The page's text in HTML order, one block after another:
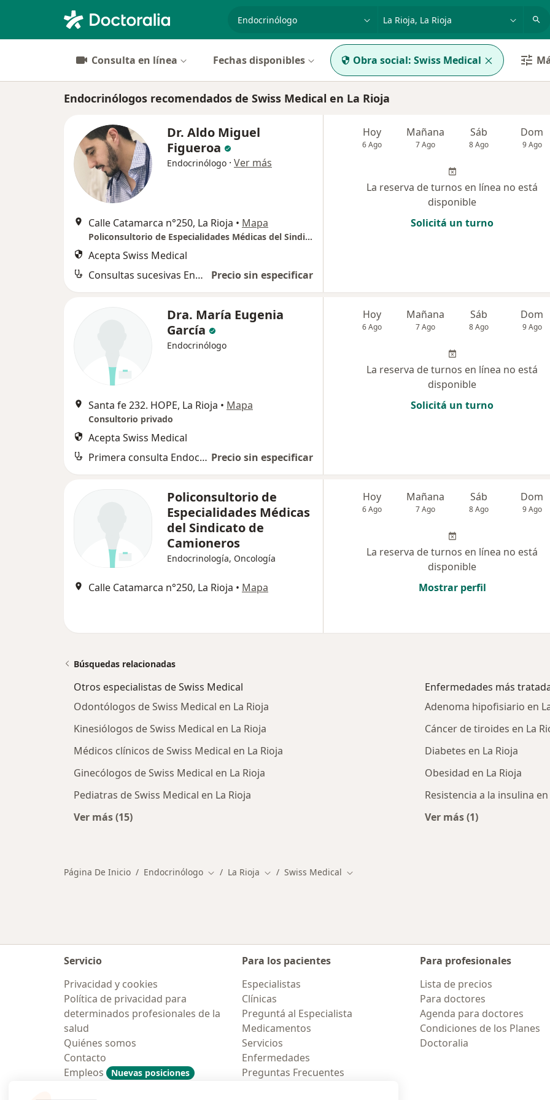
especialidad, enfermedad o nombre
Consulta en línea Fechas disponibles Obra social: Swiss Medical
Endocrinólogos recomendados de Swiss Medical en La Rioja
Dr. Aldo Miguel
Figueroa
Endocrinólogo · Ver más
Calle Catamarca n°250, La Rioja • Mapa
Policonsultorio de Especialidades Médicas del Sindicato de Camioneros
Acepta Swiss Medical
Consultas sucesivas Endocrinología
Precio sin especificar
Hoy
6 Ago
Mañana
7 Ago
Sáb
8 Ago
Dom
9 Ago
La reserva de turnos en línea no está
disponible
Solicitá un turno
Dra. María Eugenia
García
Endocrinólogo
Santa fe 232. HOPE, La Rioja • Mapa
Consultorio privado
Acepta Swiss Medical
Primera consulta Endocrinología Precio sin especificar
Hoy
6 Ago
Mañana
7 Ago
Sáb
8 Ago
Dom
9 Ago
La reserva de turnos en línea no está
disponible
Solicitá un turno
Policonsultorio de
Especialidades Médicas
del Sindicato de
Camioneros
Endocrinología, Oncología
Calle Catamarca n°250, La Rioja • Mapa
Hoy
6 Ago
Mañana
7 Ago
Sáb
8 Ago
Dom
9 Ago
La reserva de turnos en línea no está
disponible
Mostrar perfil
Búsquedas relacionadas
Otros especialistas de Swiss Medical
Odontólogos de Swiss Medical en La Rioja
Kinesiólogos de Swiss Medical en La Rioja
Médicos clínicos de Swiss Medical en La Rioja
Ginecólogos de Swiss Medical en La Rioja
Pediatras de Swiss Medical en La Rioja
Ver más (15)
Enfermedades más
Adenoma hipofisiario en
Cáncer de tiroides en La
Diabetes en La Rioja
Obesidad en La Rioja
Resistencia a la insulina en
Ver más (1)
Página De Inicio Endocrinólogo Cambiar de ciudad
La Rioja Cambiar de ciudad
Swiss Medical Cambiar de ciudad
Servicio
Privacidad y cookies
Política de privacidad para
determinados profesionales de la
salud
Quiénes somos
Contacto
Empleos
Nuevas posiciones
Para los pacientes
Especialistas
Clínicas
Preguntá al Especialista
Medicamentos
Servicios
Enfermedades
Preguntas Frecuentes
Para profesionales
Lista de precios
Para doctores
Agenda para doctores
Condiciones de los Planes
Doctoralia